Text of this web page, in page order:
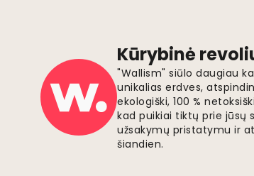
Kūrybinė
"Wallism" siūlo daugiau
unikalias erdves,
ekologiški, 100 %
kad puikiai tiktų prie jūsų
užsakymų pristatymu ir
šiandien.